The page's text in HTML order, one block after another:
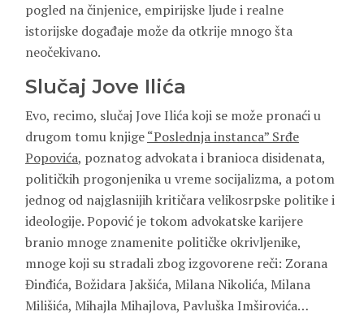
pogled na činjenice, empirijske ljude i realne
istorijske događaje može da otkrije mnogo šta
neočekivano.
Slučaj Jove Ilića
Evo, recimo, slučaj Jove Ilića koji se može pronaći u
drugom tomu knjige“Poslednja instanca” Srđe
Popovića, poznatog advokata i branioca disidenata,
političkih progonjenika u vreme socijalizma, a potom
jednog od najglasnijih kritičara velikosrpske politike i
ideologije. Popović je tokom advokatske karijere
branio mnoge znamenite političke okrivljenike,
mnoge koji su stradali zbog izgovorene reči: Zorana
Đinđića, Božidara Jakšića, Milana Nikolića, Milana
Milišića, Mihajla Mihajlova, Pavluška Imširovića…